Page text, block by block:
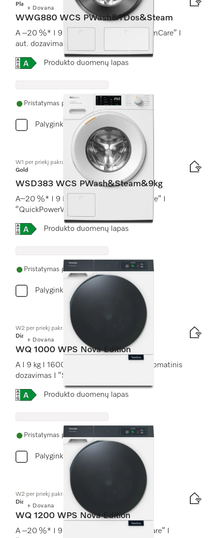
+ Dovana
Platinum
WWG880 WCS PWash&TDos&Steam
A –20 %* I 9 kg 1400 sūk./min. I “SteamCare” I
aut. dozavimas I “QuickPowerWash”
Online Label Flag, Energijos vartojimo efektyvumo
Produkto duomenų lapas
Pristatymas per 2 - 7 darbo dienas
Palyginkite
W1 per priekį pakraunama skalbyklė:
Gold
WSD383 WCS PWash&Steam&9kg
A–20 %* I 9 kg I 1400 rpm I “SteamCare” I
“QuickPowerWash” I “Miele@home”
Online Label Flag, Energijos vartojimo efektyvumo
Produkto duomenų lapas
Pristatymas per 2 - 7 darbo dienas
Palyginkite
+ Dovana
W2 per priekį pakraunama skalbyklė
Diamond
WQ 1000 WPS Nova Edition
A I 9 kg I 1600 rpm I “InfinityCare” I Automatinis
dozavimas I “SmartMatic”
Online Label Flag, Energijos vartojimo efektyvumo
Produkto duomenų lapas
Pristatymas per 2 - 7 darbo dienas
Palyginkite
+ Dovana
W2 per priekį pakraunama skalbyklė
Diamond
WQ 1200 WPS Nova Edition
A –20 %* I 9 kg I 1400 rpm I “InfinityCare” I